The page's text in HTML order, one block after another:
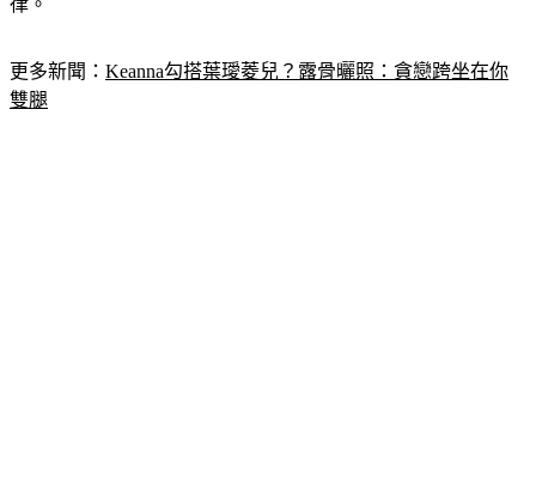
律。
更多新聞： Keanna勾搭葉璦菱兒？露骨曬照：貪戀跨坐在你
雙腿